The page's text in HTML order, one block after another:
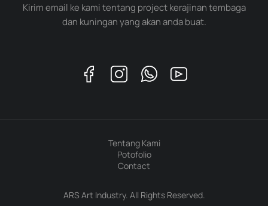
Kirim email ke kami tentang project kerajinan tembaga
dan kuningan yang akan anda buat.
ARS Art Industry. All Rights Reserved.
Tentang Kami
Potofolio
Contact